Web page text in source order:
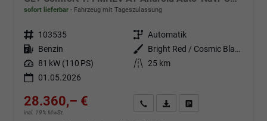
sofort lieferbar Fahrzeug mit Tageszulassung
Fahrzeugnr. 103535 Getriebe Automatik
Kraftstoff Benzin Außenfarbe
Bright Red / Cosmic Black Pearl Metallic
Leistung 81 kW (110 PS) Kilometerstand 25 km
01.05.2026
28.360,– €
incl. 19% MwSt.
Angebot anfordern
Fahrzeugexpose (PDF)